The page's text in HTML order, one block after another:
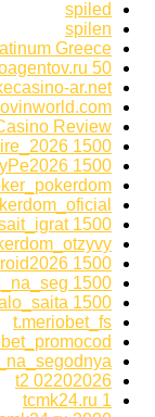
spiled
spilen
Greece
50
ar.net
Review
1500
1500
1500
1500
1500
1500
t.meriobet_fs
t2 02202026
tcmk24.ru 1